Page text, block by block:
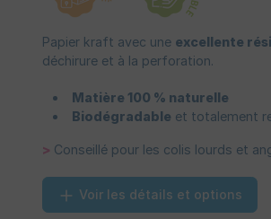
Papier kraft avec une excellente
déchirure et à la perforation.
Matière 100 % naturelle
Biodégradable et totalement
> Conseillé pour les colis lourds et
Voir les détails et options